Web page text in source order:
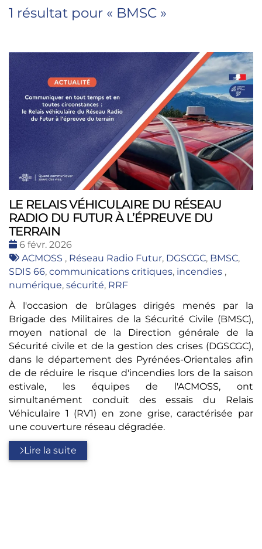
1 résultat pour « BMSC »
LE RELAIS VÉHICULAIRE DU RÉSEAU
RADIO DU FUTUR À L’ÉPREUVE DU
TERRAIN
Date
:
6 févr. 2026
Tags
:
ACMOSS , Réseau Radio Futur, DGSCGC, BMSC,
SDIS 66, communications critiques, incendies ,
numérique, sécurité, RRF
À l'occasion de brûlages dirigés menés par la
Brigade des Militaires de la Sécurité Civile (BMSC),
moyen national de la Direction générale de la
Sécurité civile et de la gestion des crises (DGSCGC),
dans le département des Pyrénées-Orientales afin
de de réduire le risque d'incendies lors de la saison
estivale, les équipes de l'ACMOSS, ont
simultanément conduit des essais du Relais
Véhiculaire 1 (RV1) en zone grise, caractérisée par
une couverture réseau dégradée.
Lire la suite